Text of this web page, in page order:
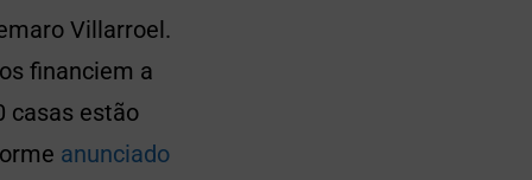
Villarroel.
financiem a
casas estão
anunciado